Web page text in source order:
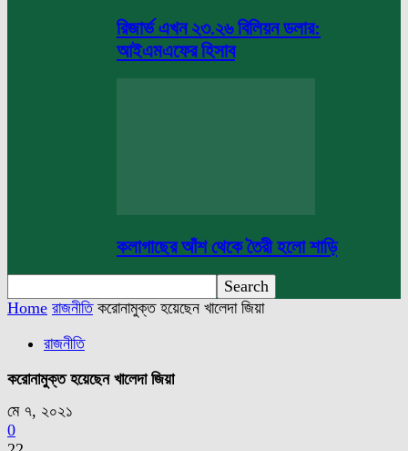
রিজার্ভ এখন ২৩.২৬ বিলিয়ন ডলার:
আইএমএফের হিসাব
কলাগাছের আঁশ থেকে তৈরী হলো শাড়ি
Home রাজনীতি করোনামুক্ত হয়েছেন খালেদা জিয়া
রাজনীতি
করোনামুক্ত হয়েছেন খালেদা জিয়া
মে ৭, ২০২১
0